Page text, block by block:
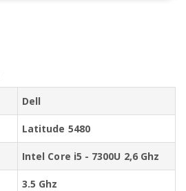
Dell
Latitude 5480
Intel Core i5 - 7300U 2,6 Ghz
3.5 Ghz